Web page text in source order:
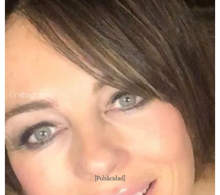
(Instagram)
[Publicidad]